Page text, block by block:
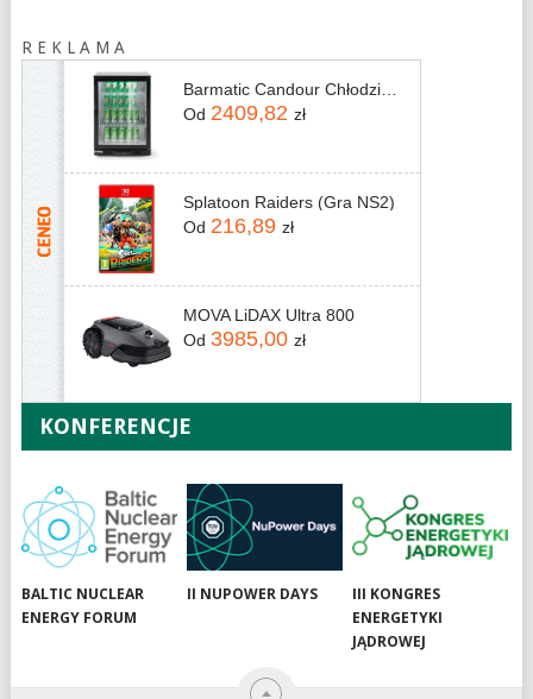
R E K L A M A
Barmatic Candour Chłodziarka Barowa Jednodrzwiowa Podblatowa Czarna
Od 2409,82 zł
Splatoon Raiders (Gra NS2)
Od 216,89 zł
MOVA LiDAX Ultra 800
Od 3985,00 zł
KONFERENCJE
BALTIC NUCLEAR
ENERGY FORUM
II NUPOWER DAYS
III KONGRES
ENERGETYKI
JĄDROWEJ